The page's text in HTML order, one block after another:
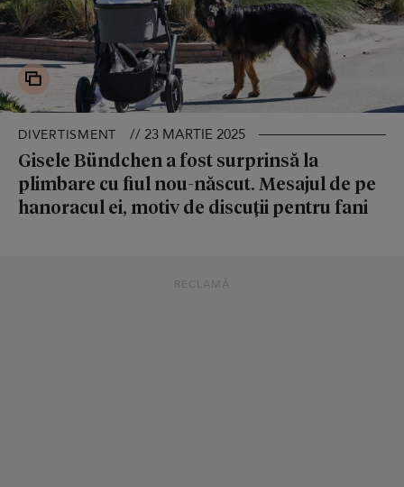
DIVERTISMENT // 23 MARTIE 2025
Gisele Bündchen a fost surprinsă la
plimbare cu fiul nou-născut. Mesajul de pe
hanoracul ei, motiv de discuții pentru fani
RECLAMĂ